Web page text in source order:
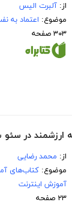
از:آلبرت الیس
موضوع: اعتماد به
۳۰۳ صفحه
از: محمد رضایی
موضوع:کتاب‌های
آموزش اینترنت
۲۳ صفحه